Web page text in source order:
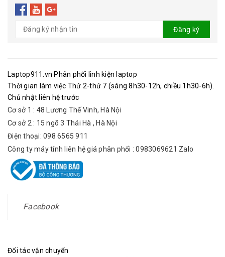
Đăng ký
Laptop911.vn Phân phối linh kiện laptop
Thời gian làm việc Thứ 2-thứ 7 (sáng 8h30-12h, chiều 1h30-6h).
Chủ nhật liên hệ trước
Cơ sở 1 : 48 Lương Thế Vinh, Hà Nội
Cơ sở 2 : 15 ngõ 3 Thái Hà , Hà Nội
Điện thoại: 098 6565 911
Công ty máy tính liên hệ giá phân phối : 0983069621 Zalo
Facebook
Đối tác vận chuyển